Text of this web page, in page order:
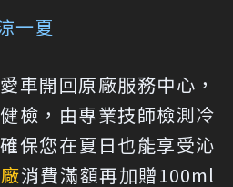
一夏
車開回原廠服務中心，
檢，由專業技師檢測冷
保您在夏日也能享受沁
消費滿額再加贈100ml